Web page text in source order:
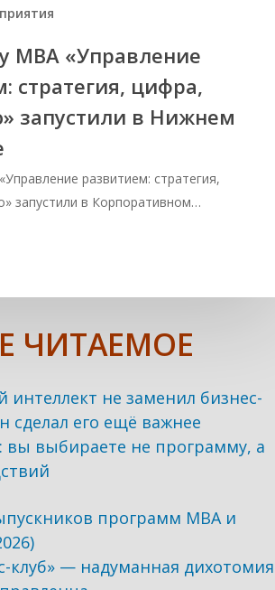
MBA «Управление
стратегия, цифра,
запустили в Нижнем
развитием: стратегия,
запустили в Корпоративном…
ЧИТАЕМОЕ
интеллект не заменил бизнес-
сделал его ещё важнее
вы выбираете не программу, а
программ МВА и
клуб» — надуманная дихотомия